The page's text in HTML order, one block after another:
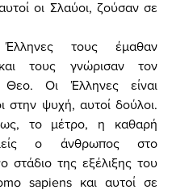
οι Σλαύοι, ζούσαν σε
τους γνώρισαν τον
Θεο. Οι Έλληνες είναι
στην ψυχή, αυτοί δούλοι.
το μέτρο, η καθαρή
ο άνθρωπος στο
στάδιο της εξέλιξης του
sapiens και αυτοί σε